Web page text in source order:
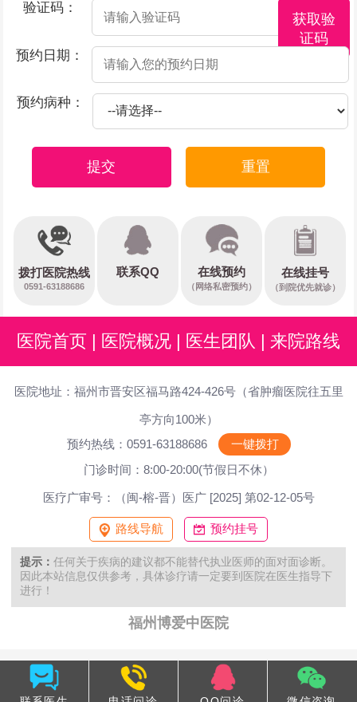
验证码：
获取验
证码
预约日期：
预约病种：
提交 重置
拨打医院热线
0591-63188686
联系QQ 在线预约
（网络私密预约）
在线挂号
（到院优先就诊）
医院首页 医院概况 医生团队 来院路线
医院地址：福州市晋安区福马路424-426号（省肿瘤医院往五里
亭方向100米）
预约热线：0591-63188686
一键拨打
门诊时间：8:00-20:00(节假日不休）
医疗广审号：（闽-榕-晋）医广 [2025] 第02-12-05号
路线导航 预约挂号
提示： 任何关于疾病的建议都不能替代执业医师的面对面诊断。
因此本站信息仅供参考，具体诊疗请一定要到医院在医生指导下
进行！
福州博爱中医院